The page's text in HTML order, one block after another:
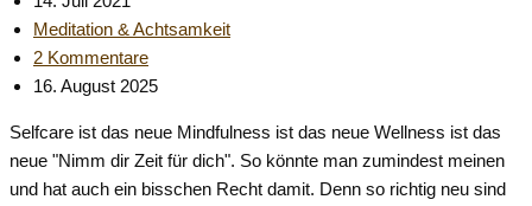
veröffentlicht:
Beitrags-
Kategorie:
Meditation & Achtsamkeit
Beitrags-
Kommentare:
2 Kommentare
Beitrag
geändert
am:
16. August 2025
Selfcare ist das neue Mindfulness ist das neue Wellness ist das
neue "Nimm dir Zeit für dich". So könnte man zumindest meinen
und hat auch ein bisschen Recht damit. Denn so richtig neu sind